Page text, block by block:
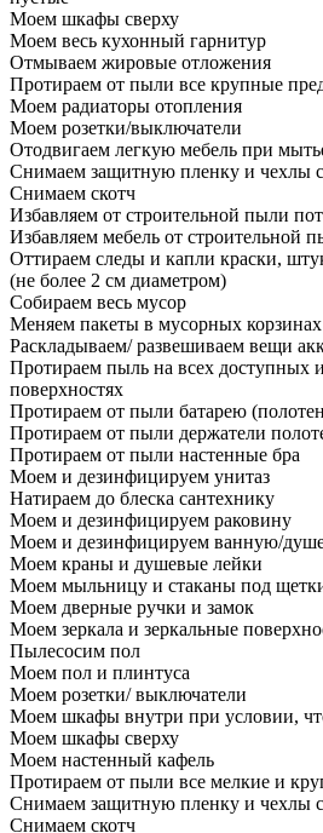
Моем шкафы сверху
Моем весь кухонный гарнитур
Отмываем жировые отложения
Протираем от пыли все крупные
Моем радиаторы отопления
Моем розетки/выключатели
Отодвигаем легкую мебель при
Снимаем защитную пленку и чехлы
Снимаем скотч
Избавляем от строительной пыли
Избавляем мебель от строительной
Оттираем следы и капли краски,
(не более 2 см диаметром)
Собираем весь мусор
Меняем пакеты в мусорных корзинах
Раскладываем/ развешиваем вещи
Протираем пыль на всех доступных
поверхностях
Протираем от пыли батарею
Протираем от пыли держатели
Протираем от пыли настенные бра
Моем и дезинфицируем унитаз
Натираем до блеска сантехнику
Моем и дезинфицируем раковину
Моем и дезинфицируем ванную/
Моем краны и душевые лейки
Моем мыльницу и стаканы под
Моем дверные ручки и замок
Моем зеркала и зеркальные
Пылесосим пол
Моем пол и плинтуса
Моем розетки/ выключатели
Моем шкафы внутри при условии,
Моем шкафы сверху
Моем настенный кафель
Протираем от пыли все мелкие и
Снимаем защитную пленку и чехлы
Снимаем скотч